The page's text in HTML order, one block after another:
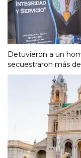
Detuvieron a un
secuestraron más de